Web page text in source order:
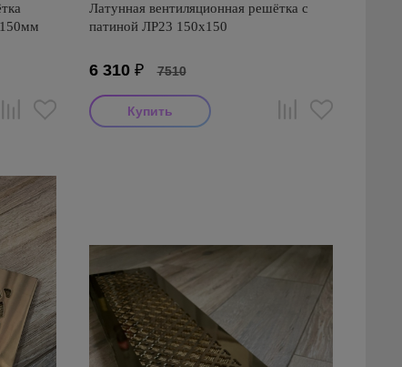
Латунная вентиляционная решётка с
патиной ЛР23 150х150
6 310₽ 7510